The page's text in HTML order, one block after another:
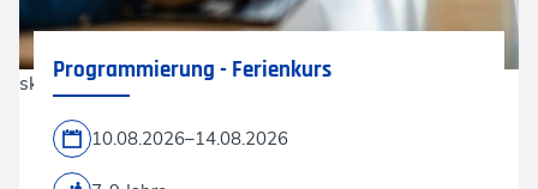
skynesher via GettyImages
Programmierung - Ferienkurs
10.08.2026–14.08.2026